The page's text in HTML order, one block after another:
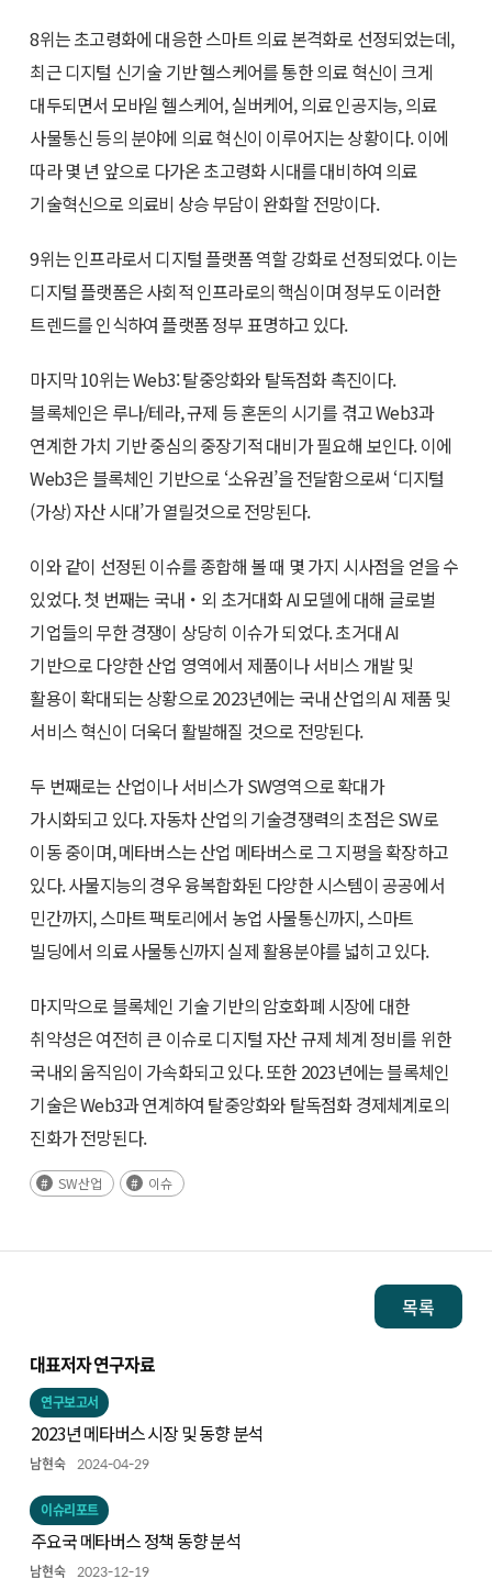
8위는 초고령화에 대응한 스마트 의료 본격화로 선정되었는데,
최근 디지털 신기술 기반 헬스케어를 통한 의료 혁신이 크게
대두되면서 모바일 헬스케어, 실버케어, 의료 인공지능, 의료
사물통신 등의 분야에 의료 혁신이 이루어지는 상황이다. 이에
따라 몇 년 앞으로 다가온 초고령화 시대를 대비하여 의료
기술혁신으로 의료비 상승 부담이 완화할 전망이다.
9위는 인프라로서 디지털 플랫폼 역할 강화로 선정되었다. 이는
디지털 플랫폼은 사회적 인프라로의 핵심이며 정부도 이러한
트렌드를 인식하여 플랫폼 정부 표명하고 있다.
마지막 10위는 Web3: 탈중앙화와 탈독점화 촉진이다.
블록체인은 루나/테라, 규제 등 혼돈의 시기를 겪고 Web3과
연계한 가치 기반 중심의 중장기적 대비가 필요해 보인다. 이에
Web3은 블록체인 기반으로 ‘소유권’을 전달함으로써 ‘디지털
(가상) 자산 시대’가 열릴것으로 전망된다.
이와 같이 선정된 이슈를 종합해 볼 때 몇 가지 시사점을 얻을 수
있었다. 첫 번째는 국내・외 초거대화 AI 모델에 대해 글로벌
기업들의 무한 경쟁이 상당히 이슈가 되었다. 초거대 AI
기반으로 다양한 산업 영역에서 제품이나 서비스 개발 및
활용이 확대되는 상황으로 2023년에는 국내 산업의 AI 제품 및
서비스 혁신이 더욱더 활발해질 것으로 전망된다.
두 번째로는 산업이나 서비스가 SW영역으로 확대가
가시화되고 있다. 자동차 산업의 기술경쟁력의 초점은 SW로
이동 중이며, 메타버스는 산업 메타버스로 그 지평을 확장하고
있다. 사물지능의 경우 융복합화된 다양한 시스템이 공공에서
민간까지, 스마트 팩토리에서 농업 사물통신까지, 스마트
빌딩에서 의료 사물통신까지 실제 활용분야를 넓히고 있다.
마지막으로 블록체인 기술 기반의 암호화폐 시장에 대한
취약성은 여전히 큰 이슈로 디지털 자산 규제 체계 정비를 위한
국내외 움직임이 가속화되고 있다. 또한 2023년에는 블록체인
기술은 Web3과 연계하여 탈중앙화와 탈독점화 경제체계로의
진화가 전망된다.
SW산업 이슈
목록
대표저자 연구자료
연구보고서
2023년 메타버스 시장 및 동향 분석
남현숙 2024-04-29
이슈리포트
주요국 메타버스 정책 동향 분석
남현숙 2023-12-19